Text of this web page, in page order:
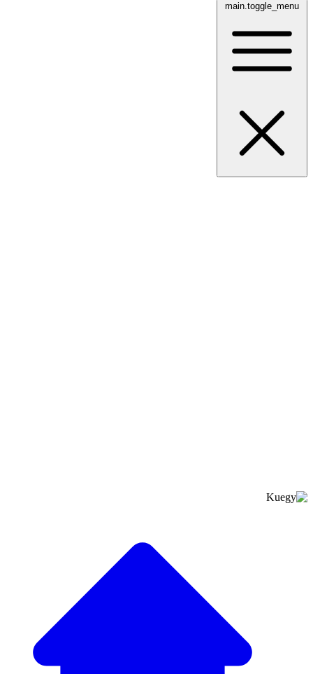
main.toggle_menu